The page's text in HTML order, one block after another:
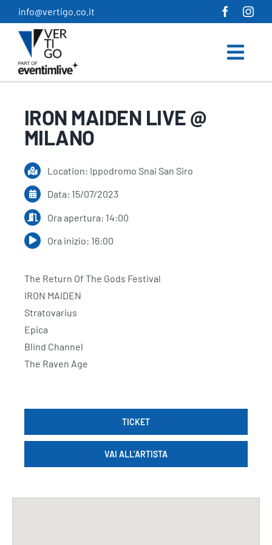
Salta
al
contenuto
info@vertigo.co.it
IRON MAIDEN LIVE @
MILANO
Location: Ippodromo Snai San Siro
Data: 15/07/2023
Ora apertura: 14:00
Ora inizio: 16:00
The Return Of The Gods Festival
IRON MAIDEN
Stratovarius
Epica
Blind Channel
The Raven Age
TICKET
VAI ALL’ARTISTA